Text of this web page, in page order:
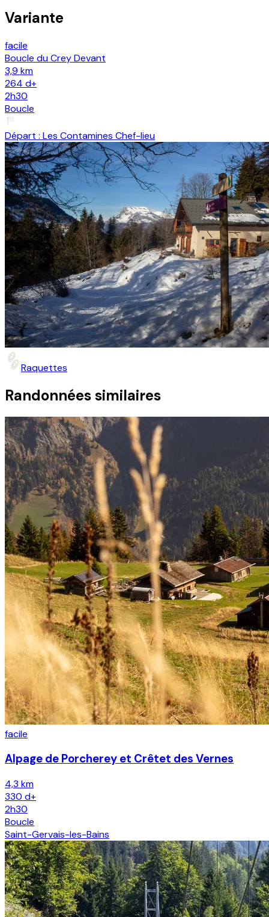
Variante
facile
Boucle du Crey Devant
3,9 km
264 d+
2h30
Boucle
Départ : Les Contamines Chef-lieu
Raquettes
Randonnées similaires
facile
Alpage de Porcherey et Crêtet des Vernes
4,3 km
330 d+
2h30
Boucle
Saint-Gervais-les-Bains